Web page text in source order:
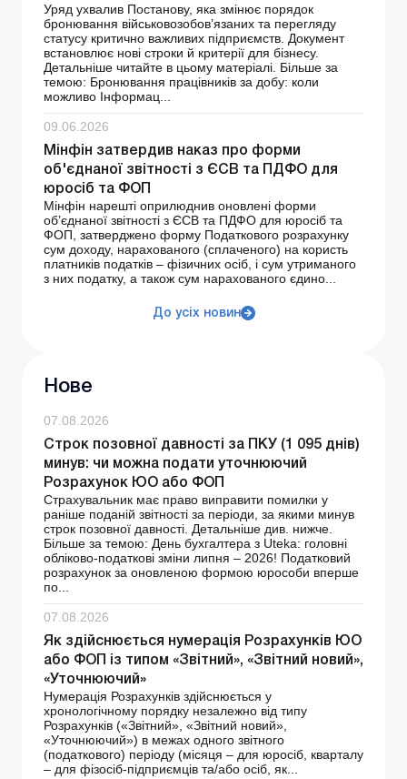
Уряд ухвалив Постанову, яка змінює порядок
бронювання військовозобов’язаних та перегляду
статусу критично важливих підприємств. Документ
встановлює нові строки й критерії для бізнесу.
Детальніше читайте в цьому матеріалі. Більше за
темою: Бронювання працівників за добу: коли
можливо Інформац...
09.06.2026
Мінфін затвердив наказ про форми
об'єднаної звітності з ЄСВ та ПДФО для
юросіб та ФОП
Мінфін нарешті оприлюднив оновлені форми
об’єднаної звітності з ЄСВ та ПДФО для юросіб та
ФОП, затверджено форму Податкового розрахунку
сум доходу, нарахованого (сплаченого) на користь
платників податків – фізичних осіб, і сум утриманого
з них податку, а також сум нарахованого єдино...
До усіх новин
Нове
07.08.2026
Строк позовної давності за ПКУ (1 095 днів)
минув: чи можна подати уточнюючий
Розрахунок ЮО або ФОП
Страхувальник має право виправити помилки у
раніше поданій звітності за періоди, за якими минув
строк позовної давності. Детальніше див. нижче.
Більше за темою: День бухгалтера з Uteka: головні
обліково-податкові зміни липня – 2026! Податковий
розрахунок за оновленою формою юрособи вперше
по...
07.08.2026
Як здійснюється нумерація Розрахунків ЮО
або ФОП із типом «Звітний», «Звітний новий»,
«Уточнюючий»
Нумерація Розрахунків здійснюється у
хронологічному порядку незалежно від типу
Розрахунків («Звітний», «Звітний новий»,
«Уточнюючий») в межах одного звітного
(податкового) періоду (місяця – для юросіб, кварталу
– для фізосіб-підприємців та/або осіб, як...